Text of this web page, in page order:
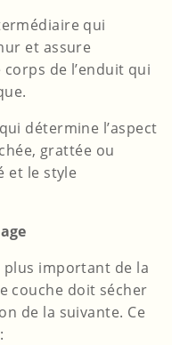
qui
et assure
corps de l’enduit qui
détermine l’aspect
grattée ou
et le style
plus important de la
couche doit sécher
de la suivante. Ce